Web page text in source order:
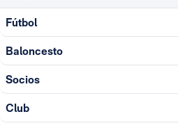
Fútbol
Baloncesto
Socios
Club